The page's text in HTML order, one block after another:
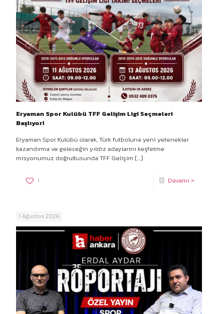
Eryaman Spor Kulübü TFF Gelişim Ligi Seçmeleri
Başlıyor!
Eryaman Spor Kulübü olarak, Türk futboluna yeni yetenekler
kazandırma ve geleceğin yıldız adaylarını keşfetme
misyonumuz doğrultusunda TFF Gelişim […]
1 Devamı >
1 Ağustos 2026